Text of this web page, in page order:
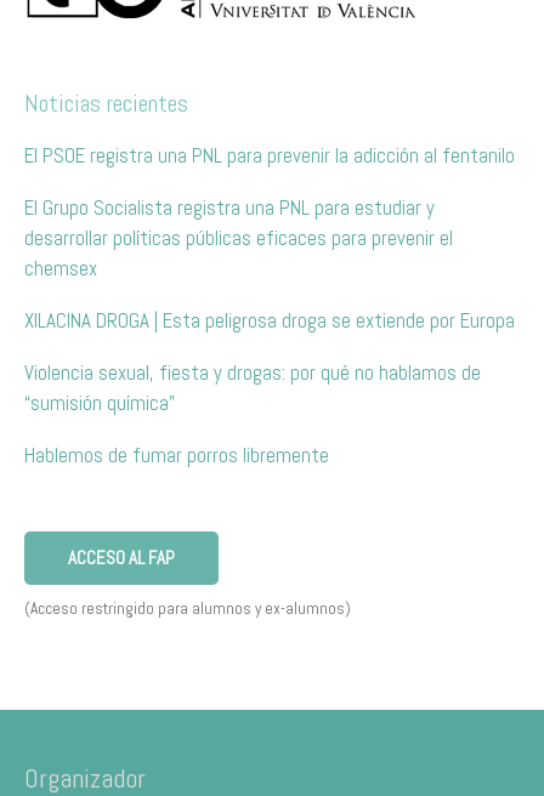
Noticias recientes
El PSOE registra una PNL para prevenir la adicción al fentanilo
El Grupo Socialista registra una PNL para estudiar y
desarrollar políticas públicas eficaces para prevenir el
chemsex
XILACINA DROGA | Esta peligrosa droga se extiende por Europa
Violencia sexual, fiesta y drogas: por qué no hablamos de
“sumisión química”
Hablemos de fumar porros libremente
ACCESO AL FAP
(Acceso restringido para alumnos y ex-alumnos)
Organizador